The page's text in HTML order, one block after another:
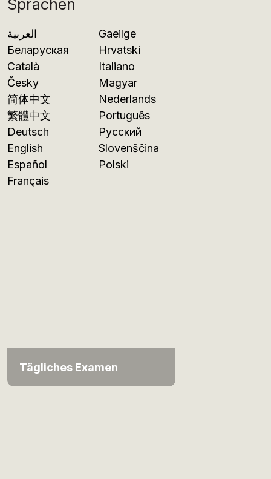
Sprachen
العربية
Беларуская
Català
Česky
简体中文
繁體中文
Deutsch
English
Español
Français
Gaeilge
Hrvatski
Italiano
Magyar
Nederlands
Português
Русский
Slovenščina
Polski
Tägliches Examen